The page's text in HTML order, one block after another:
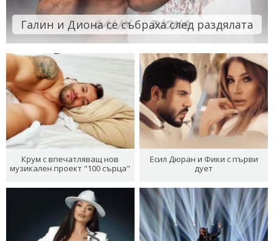
Галин и Диона се събраха след раздялата
Крум с впечатляващ нов
музикален проект "100 сърца"
Есил Дюран и Фики с първи
дует